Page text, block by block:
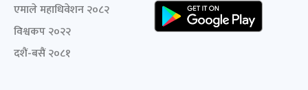
एमाले महाधिवेशन २०८२
विश्वकप २०२२
दशैं-बसैं २०८१